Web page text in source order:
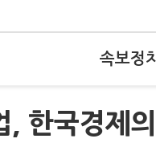
속보정치
, 한국경제